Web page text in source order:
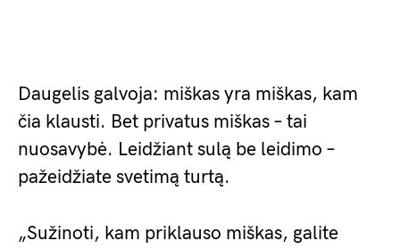
Daugelis galvoja: miškas yra miškas, kam
čia klausti. Bet privatus miškas – tai
nuosavybė. Leidžiant sulą be leidimo –
pažeidžiate svetimą turtą.
„Sužinoti, kam priklauso miškas, galite